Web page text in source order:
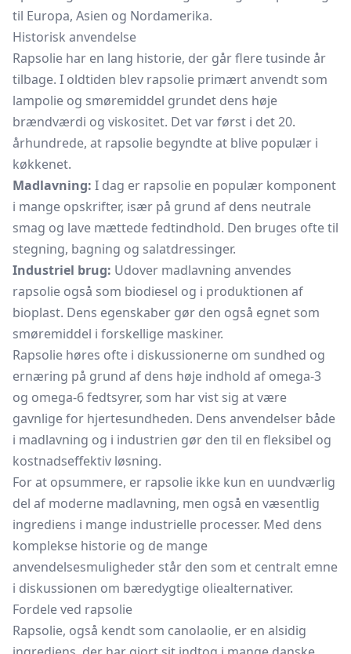
til Europa, Asien og Nordamerika.
Historisk anvendelse
Rapsolie har en lang historie, der går flere tusinde år
tilbage. I oldtiden blev rapsolie primært anvendt som
lampolie og smøremiddel grundet dens høje
brændværdi og viskositet. Det var først i det 20.
århundrede, at rapsolie begyndte at blive populær i
køkkenet.
Madlavning: I dag er rapsolie en populær komponent
i mange opskrifter, især på grund af dens neutrale
smag og lave mættede fedtindhold. Den bruges ofte til
stegning, bagning og salatdressinger.
Industriel brug: Udover madlavning anvendes
rapsolie også som biodiesel og i produktionen af
bioplast. Dens egenskaber gør den også egnet som
smøremiddel i forskellige maskiner.
Rapsolie høres ofte i diskussionerne om sundhed og
ernæring på grund af dens høje indhold af omega-3
og omega-6 fedtsyrer, som har vist sig at være
gavnlige for hjertesundheden. Dens anvendelser både
i madlavning og i industrien gør den til en fleksibel og
kostnadseffektiv løsning.
For at opsummere, er rapsolie ikke kun en uundværlig
del af moderne madlavning, men også en væsentlig
ingrediens i mange industrielle processer. Med dens
komplekse historie og de mange
anvendelsesmuligheder står den som et centralt emne
i diskussionen om bæredygtige oliealternativer.
Fordele ved rapsolie
Rapsolie, også kendt som canolaolie, er en alsidig